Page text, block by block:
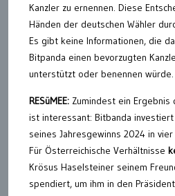
Kanzler zu ernennen. Diese
Händen der deutschen Wähler
Es gibt keine Informationen, die
Bitpanda einen bevorzugten
unterstützt oder benennen würde.
RESüMEE: Zumindest ein
ist interessant: Bitbanda
seines Jahresgewinns 2024 in
Für Österreichische Verhältnisse
Krösus Haselsteiner seinem
spendiert, um ihm in den